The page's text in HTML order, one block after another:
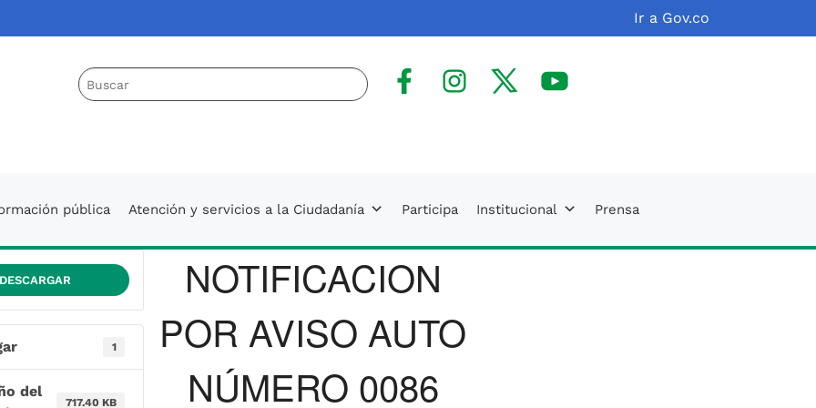
Ir a Gov.co
facebookInstagramX(Twitter)
pública Atención y servicios a la Ciudadanía Participa Institucional Prensa
DESCARGAR
1
del
717.40 KB
NOTIFICACION
POR AVISO AUTO
NÚMERO 0086